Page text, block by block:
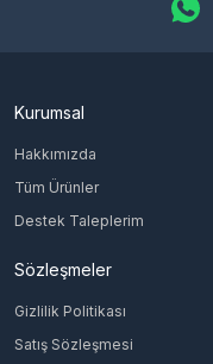
Kurumsal
Hakkımızda
Tüm Ürünler
Destek Taleplerim
Sözleşmeler
Gizlilik Politikası
Satış Sözleşmesi